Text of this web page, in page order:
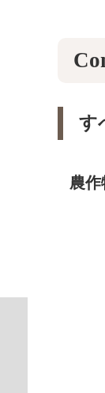
す
農